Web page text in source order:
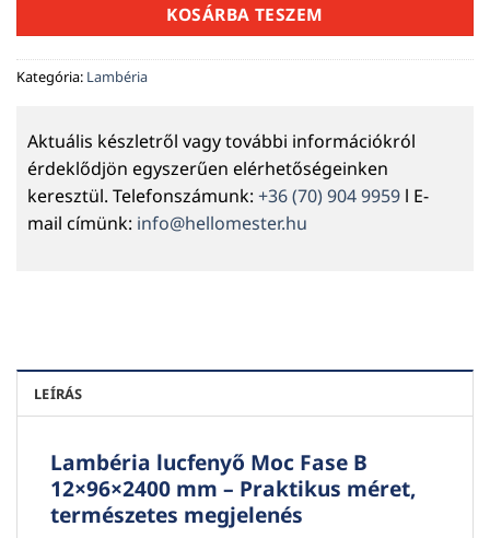
KOSÁRBA TESZEM
Kategória: Lambéria
Aktuális készletről vagy további információkról
érdeklődjön egyszerűen elérhetőségeinken
keresztül. Telefonszámunk: +36 (70) 904 9959 l E-
mail címünk: info@hellomester.hu
LEÍRÁS
Lambéria lucfenyő Moc Fase B
12×96×2400 mm – Praktikus méret,
természetes megjelenés